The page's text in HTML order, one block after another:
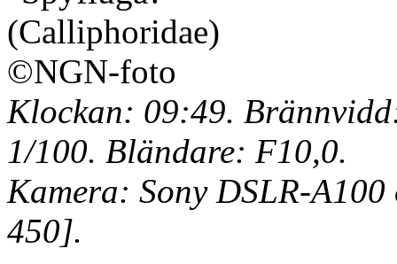
Klockan: 09:49.
1/100. Bländare: F10,0.
Kamera: Sony DSLR-
450].